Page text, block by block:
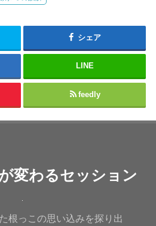
シェア
LINE
feedly
変わるセッション
根っこの思い込みを探り出